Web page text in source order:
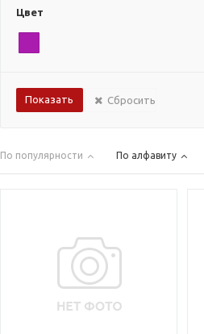
Цвет
Сбросить
По популярности По алфавиту